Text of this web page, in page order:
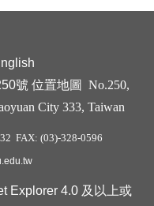
號 位置地圖
No.250,
City 333, Taiwan
FAX: (03)-328-0596
Explorer 4.0 及以上或